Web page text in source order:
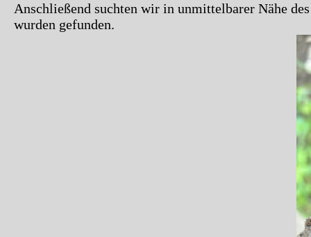
Anschließend suchten wir in unmittelbarer Nähe
wurden gefunden.